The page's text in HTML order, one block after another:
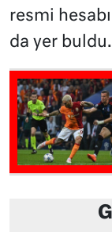
resmi
da yer buldu.